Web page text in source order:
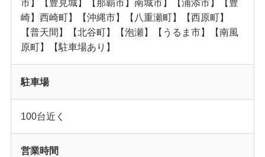
市】【豊見城】【那覇市】南城市】【浦添市】【豊
崎】西崎町】【沖縄市】【八重瀬町】【西原町】
【普天間】【北谷町】【泡瀬】【うるま市】【南風
原町】【駐車場あり】
駐車場
100台近く
営業時間